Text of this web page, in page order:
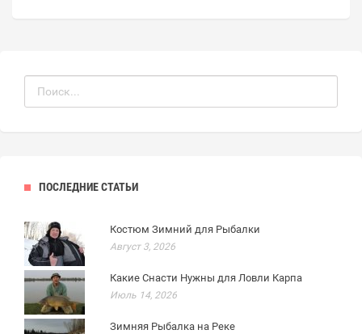
ПОСЛЕДНИЕ СТАТЬИ
Костюм Зимний для Рыбалки
Август 3, 2026
Какие Снасти Нужны для Ловли Карпа
Июль 14, 2026
Зимняя Рыбалка на Реке